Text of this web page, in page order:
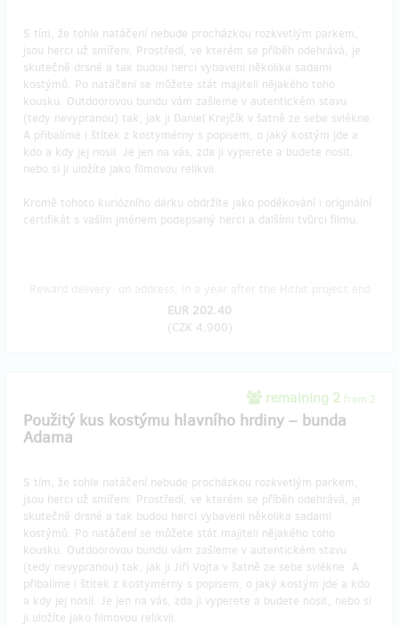
S tím, že tohle natáčení nebude procházkou rozkvetlým parkem,
jsou herci už smířeni. Prostředí, ve kterém se příběh odehrává, je
skutečně drsné a tak budou herci vybaveni několika sadami
kostýmů. Po natáčení se můžete stát majiteli nějakého toho
kousku. Outdoorovou bundu vám zašleme v autentickém stavu
(tedy nevypranou) tak, jak ji Daniel Krejčík v šatně ze sebe svlékne.
A přibalíme i štítek z kostymérny s popisem, o jaký kostým jde a
kdo a kdy jej nosil. Je jen na vás, zda ji vyperete a budete nosit,
nebo si ji uložíte jako filmovou relikvii.
Kromě tohoto kuriózního dárku obdržíte jako poděkování i originální
certifikát s vaším jménem podepsaný herci a dalšími tvůrci filmu.
EUR 202.40
(CZK 4,900)
remaining 2 from 2
Použitý kus kostýmu hlavního hrdiny – bunda
Adama
S tím, že tohle natáčení nebude procházkou rozkvetlým parkem,
jsou herci už smířeni. Prostředí, ve kterém se příběh odehrává, je
skutečně drsné a tak budou herci vybaveni několika sadami
kostýmů. Po natáčení se můžete stát majiteli nějakého toho
kousku. Outdoorovou bundu vám zašleme v autentickém stavu
(tedy nevypranou) tak, jak ji Jiří Vojta v šatně ze sebe svlékne. A
přibalíme i štítek z kostymérny s popisem, o jaký kostým jde a kdo
a kdy jej nosil. Je jen na vás, zda ji vyperete a budete nosit, nebo si
ji uložíte jako filmovou relikvii.